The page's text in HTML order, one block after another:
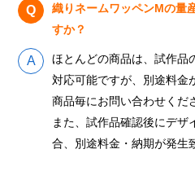
織りネームワッペンMの量
すか？
ほとんどの商品は、試作品
対応可能ですが、別途料金
商品毎にお問い合わせくだ
また、試作品確認後にデザ
合、別途料金・納期が発生